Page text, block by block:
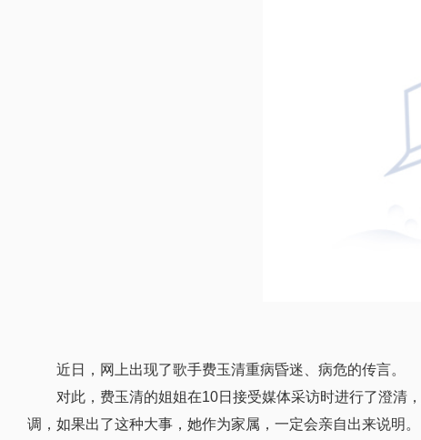
近日，网上出现了歌手费玉清重病昏迷、病危的传言。
对此，费玉清的姐姐在10日接受媒体采访时进行了澄清，
调，如果出了这种大事，她作为家属，一定会亲自出来说明。